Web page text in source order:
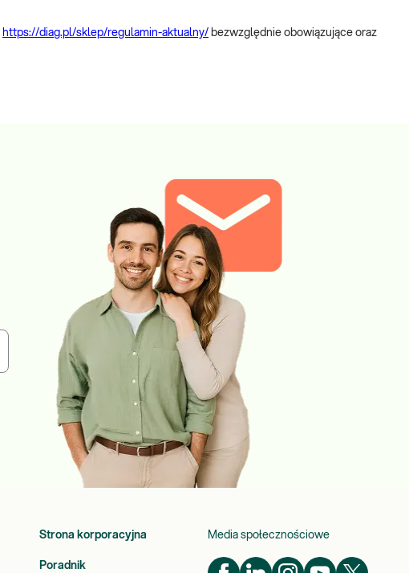
https://diag.pl/sklep/regulamin-aktualny/ bezwzględnie obowiązujące oraz
Strona korporacyjna
Poradnik
Media społecznościowe